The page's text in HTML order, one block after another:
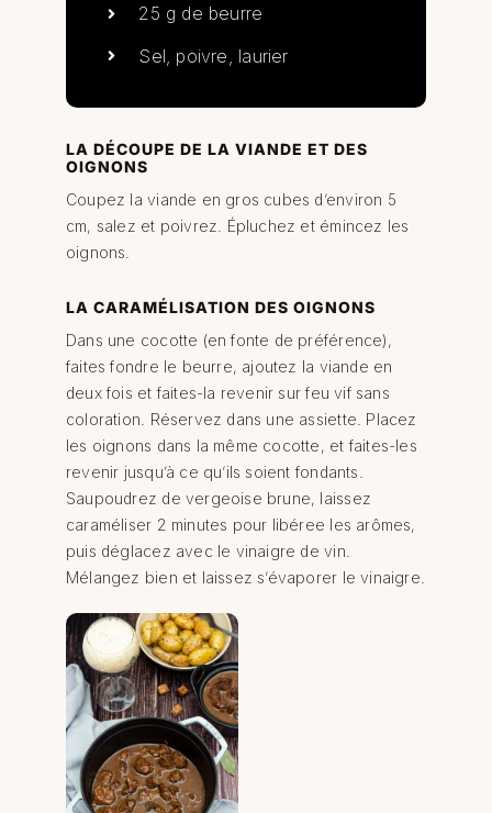
25 g de beurre
Sel, poivre, laurier
LA DÉCOUPE DE LA VIANDE ET DES
OIGNONS
Coupez la viande en gros cubes d’environ 5
cm, salez et poivrez. Épluchez et émincez les
oignons.
LA CARAMÉLISATION DES OIGNONS
Dans une cocotte (en fonte de préférence),
faites fondre le beurre, ajoutez la viande en
deux fois et faites-la revenir sur feu vif sans
coloration. Réservez dans une assiette. Placez
les oignons dans la même cocotte, et faites-les
revenir jusqu’à ce qu’ils soient fondants.
Saupoudrez de vergeoise brune, laissez
caraméliser 2 minutes pour libéree les arômes,
puis déglacez avec le vinaigre de vin.
Mélangez bien et laissez s’évaporer le vinaigre.